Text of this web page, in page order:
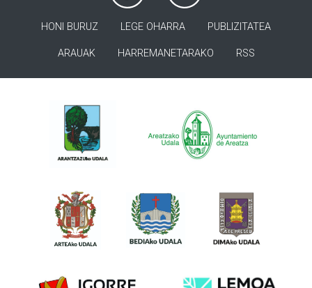
HONI BURUZ LEGE OHARRA PUBLIZITATEA
ARAUAK HARREMANETARAKO RSS